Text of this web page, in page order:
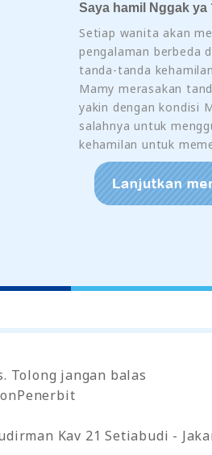
Saya hamil Nggak ya
Setiap wanita akan
pengalaman berbeda
tanda-tanda
Mamy merasakan
yakin dengan kondisi
salahnya untuk
kehamilan untuk
Tolong jangan balas
Kav 21 Setiabudi -